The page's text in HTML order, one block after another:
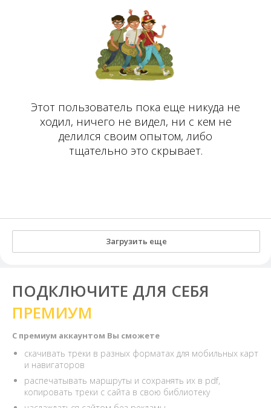
Этот пользователь пока еще никуда не
ходил, ничего не видел, ни с кем не
делился своим опытом, либо
тщательно это скрывает.
Загрузить еще
ПОДКЛЮЧИТЕ ДЛЯ СЕБЯ
ПРЕМИУМ
С премиум аккаунтом Вы сможете
скачивать треки в разных форматах для мобильных карт
и навигаторов
распечатывать маршруты и сохранять их в pdf,
копировать треки с сайта в свою библиотеку